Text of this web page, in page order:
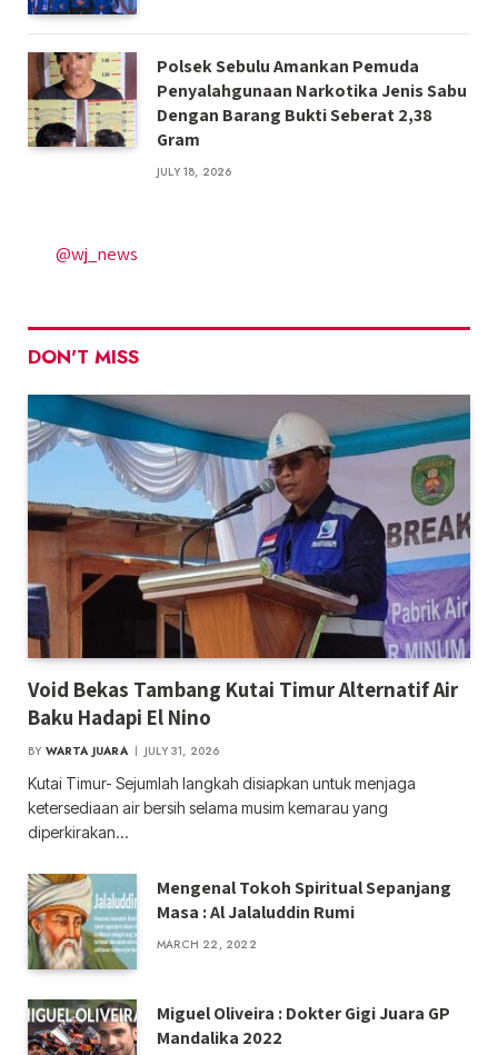
Polsek Sebulu Amankan Pemuda
Penyalahgunaan Narkotika Jenis Sabu
Dengan Barang Bukti Seberat 2,38
Gram
JULY 18, 2026
@wj_news
DON'T MISS
Void Bekas Tambang Kutai Timur Alternatif Air
Baku Hadapi El Nino
BY WARTA JUARA JULY 31, 2026
Kutai Timur- Sejumlah langkah disiapkan untuk menjaga
ketersediaan air bersih selama musim kemarau yang
diperkirakan…
Mengenal Tokoh Spiritual Sepanjang
Masa : Al Jalaluddin Rumi
MARCH 22, 2022
Miguel Oliveira : Dokter Gigi Juara GP
Mandalika 2022